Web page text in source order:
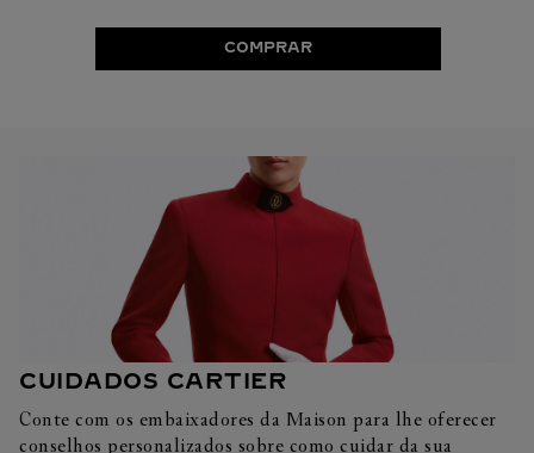
COMPRAR
CUIDADOS CARTIER
Conte com os embaixadores da Maison para lhe oferecer
conselhos personalizados sobre como cuidar da sua